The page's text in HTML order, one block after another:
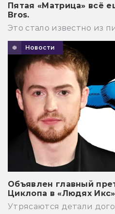
Пятая «Матрица» всё
Bros.
Это стало известно из
Новости
Объявлен главный
Циклопа в «Людях Икс»
Утрясаются детали